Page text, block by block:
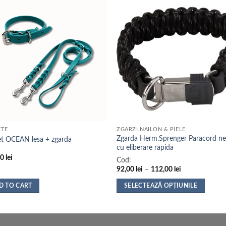
OCEAN lesa + zgarda
lei
TO CART
ZGARZI NAILON & PIELE
Zgarda Herm.Sprenger Paracord
cu eliberare rapida
Cod:
92,00 lei – 112,00 lei
prețuri:
92,00 lei
SELECTEAZĂ OPȚIUNILE